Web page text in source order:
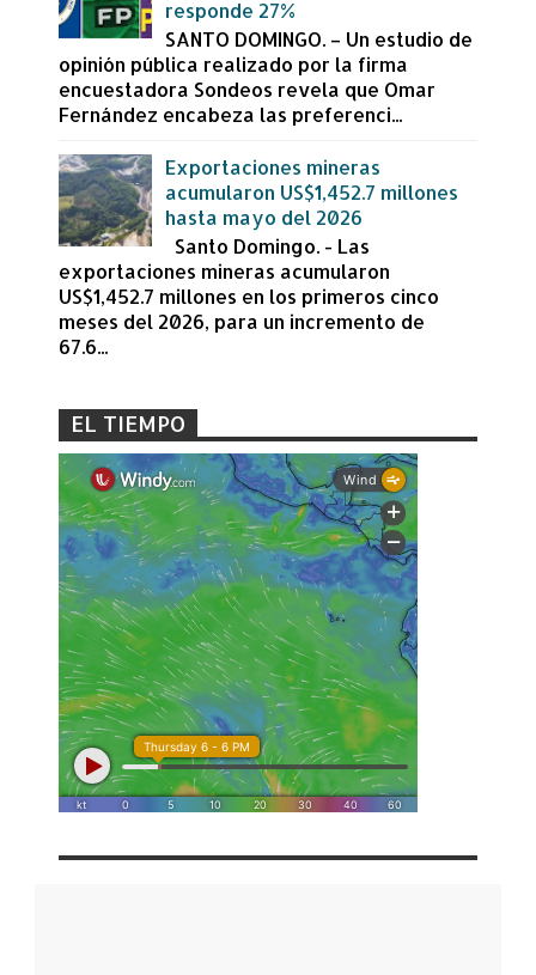
responde 27%
SANTO DOMINGO. – Un estudio de
opinión pública realizado por la firma
encuestadora Sondeos revela que Omar
Fernández encabeza las preferenci...
Exportaciones mineras
acumularon US$1,452.7 millones
hasta mayo del 2026
Santo Domingo. - Las
exportaciones mineras acumularon
US$1,452.7 millones en los primeros cinco
meses del 2026, para un incremento de
67.6...
EL TIEMPO